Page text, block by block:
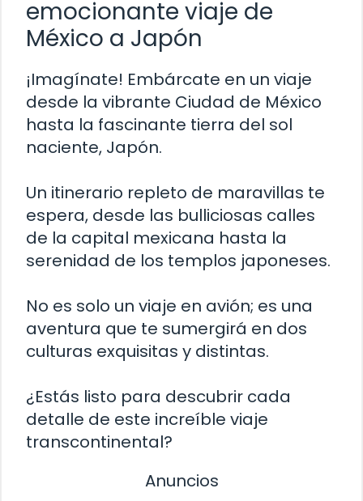
emocionante viaje de
México a Japón
¡Imagínate! Embárcate en un viaje
desde la vibrante Ciudad de México
hasta la fascinante tierra del sol
naciente, Japón.
Un itinerario repleto de maravillas te
espera, desde las bulliciosas calles
de la capital mexicana hasta la
serenidad de los templos japoneses.
No es solo un viaje en avión; es una
aventura que te sumergirá en dos
culturas exquisitas y distintas.
¿Estás listo para descubrir cada
detalle de este increíble viaje
transcontinental?
Anuncios